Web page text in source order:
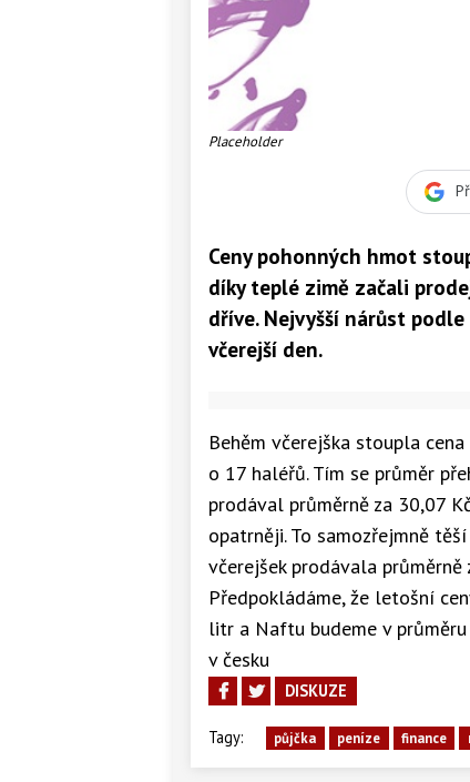
Placeholder
Ceny pohonných hmot
díky teplé zimě začali
dříve. Nejvyšší nárůst
včerejší den.
Behěm včerejška stoupla
o 17 haléřů. Tím se průměr
prodával průměrně za 30,07
opatrněji. To samozřejmně
včerejšek prodávala
Předpokládáme, že letošní
litr a Naftu budeme v
v česku
DISKUZE
Tagy: půjčka peníze finance